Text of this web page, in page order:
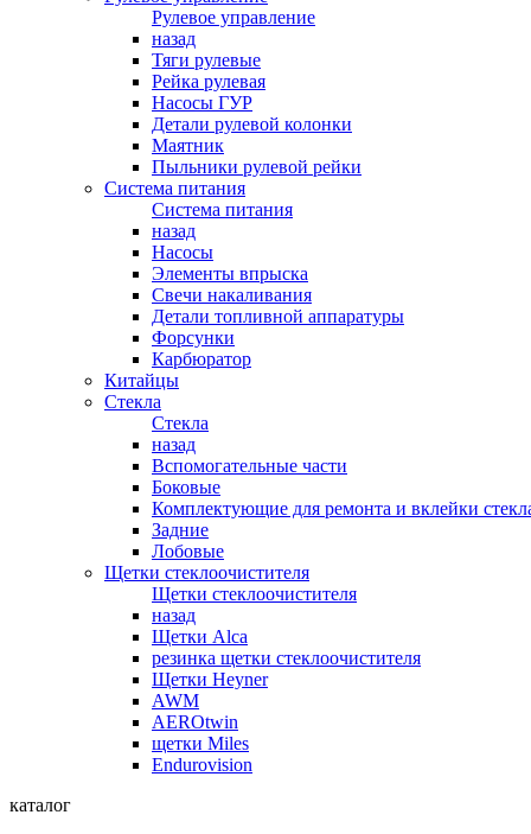
Рулевое управление
назад
Тяги рулевые
Рейка рулевая
Насосы ГУР
Детали рулевой колонки
Маятник
Пыльники рулевой рейки
Система питания
Система питания
назад
Насосы
Элементы впрыска
Свечи накаливания
Детали топливной аппаратуры
Форсунки
Карбюратор
Китайцы
Стекла
Стекла
назад
Вспомогательные части
Боковые
Комплектующие для ремонта и вклейки
Задние
Лобовые
Щетки стеклоочистителя
Щетки стеклоочистителя
назад
Щетки Alca
резинка щетки стеклоочистителя
Щетки Heyner
AWM
AEROtwin
щетки Miles
Endurovision
каталог